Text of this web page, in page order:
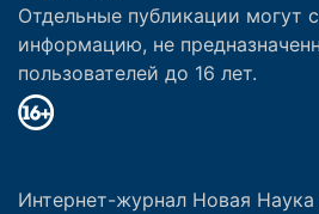
Отдельные публикации могут
информацию, не
пользователей до 16 лет.
Интернет-журнал Новая